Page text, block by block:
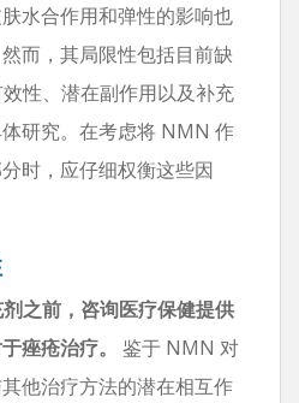
水合作用和弹性的影响也
而，其局限性包括目前缺
性、潜在副作用以及补充
研究。在考虑将 NMN 作
时，应仔细权衡这些因
之前，咨询医疗保健提供
痤疮治疗。
鉴于 NMN 对
他治疗方法的潜在相互作